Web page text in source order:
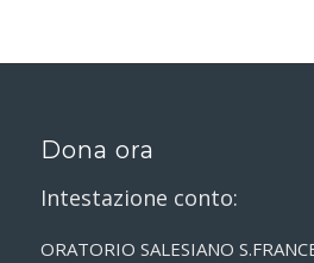
Dona ora
Intestazione conto:
ORATORIO SALESIANO